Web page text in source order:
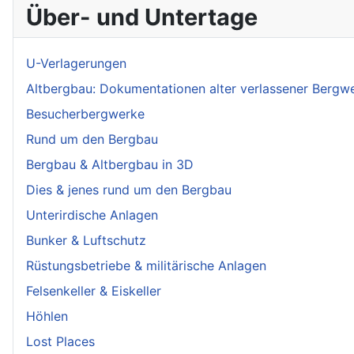
Über- und Untertage
U-Verlagerungen
Altbergbau: Dokumentationen alter verlassener
Besucherbergwerke
Rund um den Bergbau
Bergbau & Altbergbau in 3D
Dies & jenes rund um den Bergbau
Unterirdische Anlagen
Bunker & Luftschutz
Rüstungsbetriebe & militärische Anlagen
Felsenkeller & Eiskeller
Höhlen
Lost Places